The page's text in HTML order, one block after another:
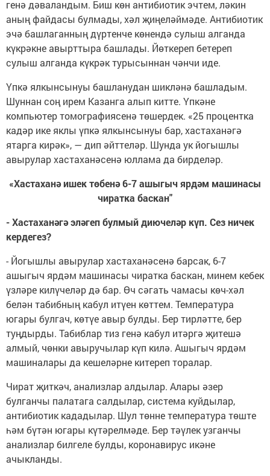
генә дәваландым. Биш көн антибиотик эчтем, ләкин
аның файдасы булмады, хәл җиңеләймәде. Антибиотик
эчә башлаганның дүртенче көнендә сулыш алганда
күкрәкне авырттыра башлады. Йөткереп бетереп
сулыш алганда күкрәк турысыннан чәнчи иде.
Үпкә ялкынсынуы башланудан шикләнә башладым.
Шуннан соң ирем Казанга алып китте. Үпкәне
компьютер томографиясенә төшердек. «25 процентка
кадәр ике яклы үпкә ялкынсынуы бар, хастаханәгә
ятарга кирәк», — дип әйттеләр. Шунда ук йогышлы
авырулар хастаханәсенә юллама да бирделәр.
«Хастаханә ишек төбенә 6-7 ашыгыч ярдәм машинасы
чиратка баскан"
- Хастаханәгә эләгеп булмый диючеләр күп. Сез ничек
кердегез?
- Йогышлы авырулар хастаханәсенә барсак, 6-7
ашыгыч ярдәм машинасы чиратка баскан, минем кебек
үзләре килүчеләр дә бар. Өч сәгать чамасы көч-хәл
белән табибның кабул итүен көттем. Температура
югары булгач, көтүе авыр булды. Бер тирләтте, бер
туңдырды. Табиблар тиз генә кабул итәргә җитешә
алмый, чөнки авыручылар күп килә. Ашыгыч ярдәм
машиналары да кешеләрне китереп торалар.
Чират җиткәч, анализлар алдылар. Алары әзер
булганчы палатага салдылар, система куйдылар,
антибиотик кададылар. Шул төнне температура төште
һәм бүтән югары күтәрелмәде. Бер тәүлек узганчы
анализлар билгеле булды, коронавирус икәне
ачыкланды.